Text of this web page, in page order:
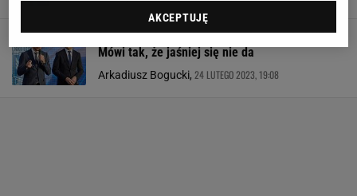
Prezes Lecha zareagował na losowanie LKE.
Mówi tak, że jaśniej się nie da
Arkadiusz Bogucki, 24 LUTEGO 2023, 19:08
AKCEPTUJĘ